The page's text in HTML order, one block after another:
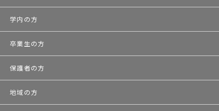
学内の方
卒業生の方
保護者の方
地域の方